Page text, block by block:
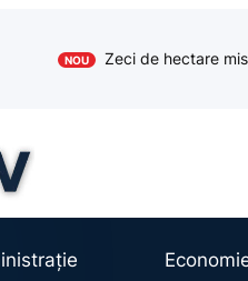
NOU Zeci de hectare